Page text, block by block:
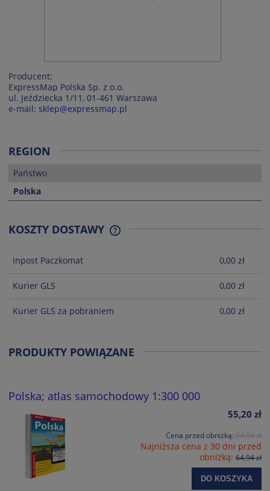
Producent:
ExpressMap Polska Sp. z o.o.
ul. Jeździecka 1/11, 01-461 Warszawa
e-mail: sklep@expressmap.pl
REGION
Państwo
Polska
KOSZTY DOSTAWY
Inpost Paczkomat 0,00 zł
Kurier GLS 0,00 zł
Kurier GLS za pobraniem 0,00 zł
PRODUKTY POWIĄZANE
Polska; atlas samochodowy 1:300 000
55,20 zł
Cena przed obniżką: 64,94 zł
Najniższa cena z 30 dni przed
obniżką: 64,94 zł
DO KOSZYKA